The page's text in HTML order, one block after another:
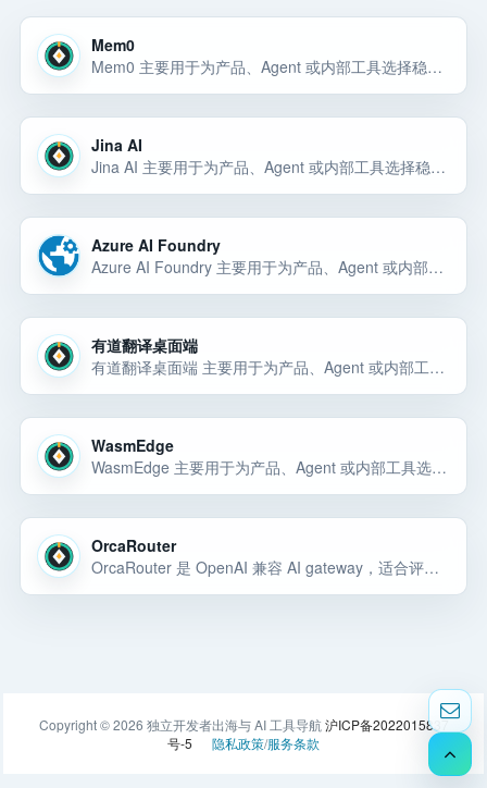
Mem0
Mem0 主要用于为产品、Agent 或内部工具选择稳定的模型能力和 API 底座。Mem0 主要用于为产品、Agent 或内部工具选择稳定的模型能力和 API 底座。Mem0 主要用于为产品、Agent 或内部工具选择稳… 选择前重点看价格、上手门槛、风险和替代方案。
Jina AI
Jina AI 主要用于为产品、Agent 或内部工具选择稳定的模型能力和 API 底座。Jina AI 主要用于为产品、Agent 或内部工具选择稳定的模型能力和 API 底座。Jina AI 主要用于为产品、Agent 或内… 选择前重点看价格、上手门槛、风险和替代方案。
Azure AI Foundry
Azure AI Foundry 主要用于为产品、Agent 或内部工具选择稳定的模型能力和 API 底座。Azure AI Foundry 主要用于为产品、Agent 或内部工具选择稳定的模型能力和 API 底座。Azure AI Foundr… 选择前重点看价格、上手门槛、风险和替代方案。
有道翻译桌面端
有道翻译桌面端 主要用于为产品、Agent 或内部工具选择稳定的模型能力和 API 底座。有道翻译桌面端 主要用于为产品、Agent 或内部工具选择稳定的模型能力和 API 底座。有道翻译桌面端 主要用于为产品、Agent 或内… 选择前重点看价格、上手门槛、风险和替代方案。
WasmEdge
WasmEdge 主要用于为产品、Agent 或内部工具选择稳定的模型能力和 API 底座。WasmEdge 主要用于为产品、Agent 或内部工具选择稳定的模型能力和 API 底座。WasmEdge 主要用于为产品、Agent… 选择前重点看价格、上手门槛、风险和替代方案。
OrcaRouter
OrcaRouter 是 OpenAI 兼容 AI gateway，适合评估多模型路由、负载均衡、guardrails、观测和治理。
Copyright © 2026 独立开发者出海与 AI 工具导航 沪ICP备2022015837
号-5
隐私政策/服务条款